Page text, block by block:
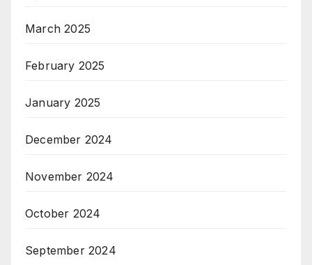
March 2025
February 2025
January 2025
December 2024
November 2024
October 2024
September 2024